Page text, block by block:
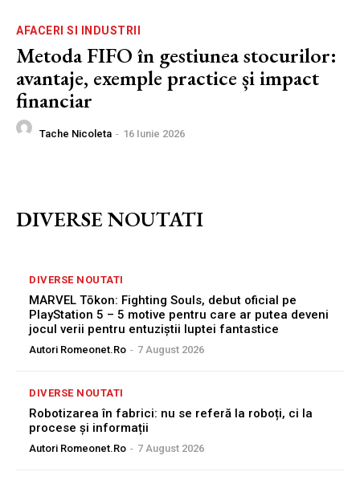
AFACERI SI INDUSTRII
Metoda FIFO în gestiunea stocurilor:
avantaje, exemple practice și impact
financiar
Tache Nicoleta - 16 Iunie 2026
DIVERSE NOUTATI
DIVERSE NOUTATI
MARVEL Tōkon: Fighting Souls, debut oficial pe
PlayStation 5 – 5 motive pentru care ar putea deveni
jocul verii pentru entuziștii luptei fantastice
Autori Romeonet.ro - 7 August 2026
DIVERSE NOUTATI
Robotizarea în fabrici: nu se referă la roboți, ci la
procese și informații
Autori Romeonet.ro - 7 August 2026